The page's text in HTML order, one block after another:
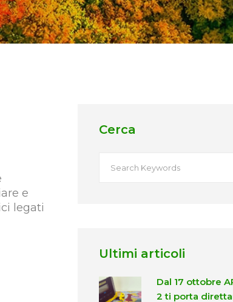
e
legati
Cerca
Ultimi articoli
Dal 17 ottobre
2 ti porta